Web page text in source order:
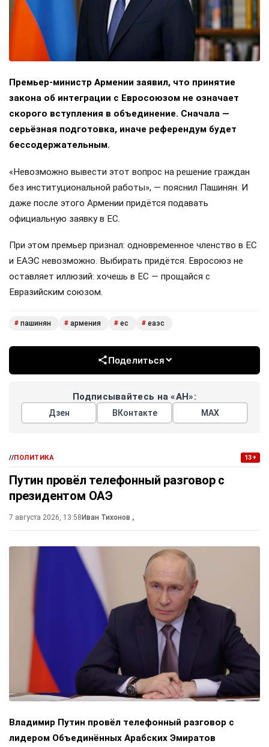
Премьер-министр Армении заявил, что принятие
закона об интеграции с Евросоюзом не означает
скорого вступления в объединение. Сначала —
серьёзная подготовка, иначе референдум будет
бессодержательным.
«Невозможно вывести этот вопрос на решение граждан
без институциональной работы», — пояснил Пашинян. И
даже после этого Армении придётся подавать
официальную заявку в ЕС.
При этом премьер признал: одновременное членство в ЕС
и ЕАЭС невозможно. Выбирать придётся. Евросоюз не
оставляет иллюзий: хочешь в ЕС — прощайся с
Евразийским союзом.
# пашинян # армения # ес # еаэс
Поделиться
Подписывайтесь на «АН»:
Дзен ВКонтакте МАХ
//ПОЛИТИКА 13+
Путин провёл телефонный разговор с
президентом ОАЭ
7 августа 2026, 13:58 Иван Тихонов ,
Владимир Путин провёл телефонный разговор с
лидером Объединённых Арабских Эмиратов